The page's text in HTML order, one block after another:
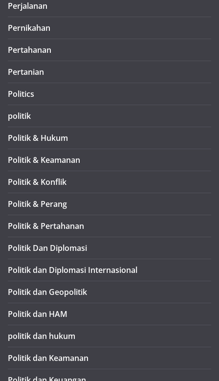
Perjalanan
Pernikahan
Pertahanan
Pertanian
Politics
politik
Politik & Hukum
Politik & Keamanan
Politik & Konflik
Politik & Perang
Politik & Pertahanan
Politik Dan Diplomasi
Politik dan Diplomasi Internasional
Politik dan Geopolitik
Politik dan HAM
politik dan hukum
Politik dan Keamanan